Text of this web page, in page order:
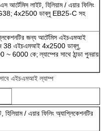
লাইট, হিলিয়াম / এয়ার ফিলিং
4x2500 ডাব্লু EB25-C সহ
জন্য আর্টেমিস এইচএমআই
38 এইচএমআই 4x2500 ডাব্লু,
~ 6000 কে; ল্যাম্পের সাথে ঠান্ডা পুনরায়
এইচএমআই ল্যাম্প
/ এয়ার ফিলিং অ্যাপ্লিকেশনটির